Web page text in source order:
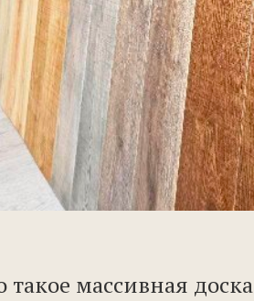
такое массивная доска